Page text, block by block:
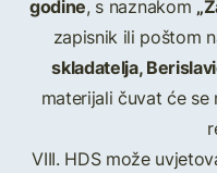
godine, s naznakom
zapisnik ili poštom
skladatelja,
materijali čuvat će se
VIII. HDS može